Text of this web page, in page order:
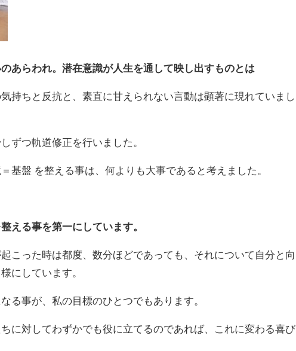
あらわれ。潜在意識が人生を通して映し出すものとは
持ちと反抗と、素直に甘えられない言動は顕著に現れていまし
ずつ軌道修正を行いました。
基盤 を整える事は、何よりも大事であると考えました。
える事を第一にしています。
こった時は都度、数分ほどであっても、それについて自分と向
にしています。
る事が、私の目標のひとつでもあります。
に対してわずかでも役に立てるのであれば、これに変わる喜び